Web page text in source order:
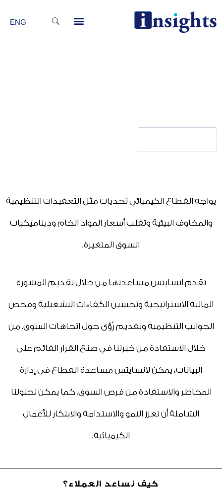
إلى
المحتوى
Menu
ENG
يواجه القطاع الكيميائي تحديات مثل التعقيدات التنظيمية
والمخاوف البيئية وتقلب أسعار المواد الخام وديناميكيات
السوق المتغيرة.
تقدم انسايتس مساعدتها من خلال تقديم المشورة
المالية الاستراتيجية وتحسين الكفاءات التشغيلية وفحص
الجوانب التنظيمية وتقديم رُؤى حول اتجاهات السوق. من
خلال الاستفادة من خبرتنا في صنع القرار القائم على
البيانات، يمكن لانسايتس مساعدة القطاع في إدارة
المخاطر والاستفادة من فرص السوق. كما يمكن لحلولنا
الشاملة أن تعزز النمو والاستدامة والابتكار للأعمال
الكيميائية.
كيف نساعد العملاء؟